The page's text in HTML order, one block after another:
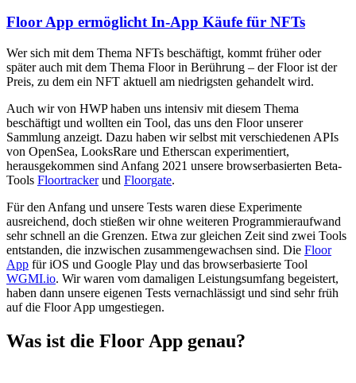
Floor App ermöglicht In-App Käufe für NFTs
Wer sich mit dem Thema NFTs beschäftigt, kommt früher oder
später auch mit dem Thema Floor in Berührung – der Floor ist der
Preis, zu dem ein NFT aktuell am niedrigsten gehandelt wird.
Auch wir von HWP haben uns intensiv mit diesem Thema
beschäftigt und wollten ein Tool, das uns den Floor unserer
Sammlung anzeigt. Dazu haben wir selbst mit verschiedenen APIs
von OpenSea, LooksRare und Etherscan experimentiert,
herausgekommen sind Anfang 2021 unsere browserbasierten Beta-
Tools Floortrackerund Floorgate.
Für den Anfang und unsere Tests waren diese Experimente
ausreichend, doch stießen wir ohne weiteren Programmieraufwand
sehr schnell an die Grenzen. Etwa zur gleichen Zeit sind zwei Tools
entstanden, die inzwischen zusammengewachsen sind. Die Floor
App für iOS und Google Play und das browserbasierte Tool
WGMI.io. Wir waren vom damaligen Leistungsumfang begeistert,
haben dann unsere eigenen Tests vernachlässigt und sind sehr früh
auf die Floor App umgestiegen.
Was ist die Floor App genau?